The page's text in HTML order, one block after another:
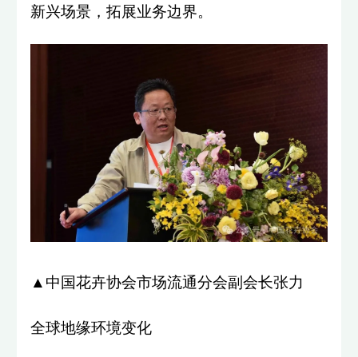
新兴场景，拓展业务边界。
▲中国花卉协会市场流通分会副会长张力
全球地缘环境变化